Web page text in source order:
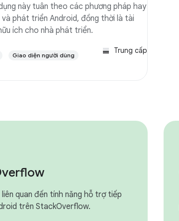
này tuân theo các phương pháp hay
phát triển Android, đồng thời là tài
ích cho nhà phát triển.
Giao diện người dùng
Trung cấp
quan đến tính năng hỗ trợ tiếp
trên StackOverflow.